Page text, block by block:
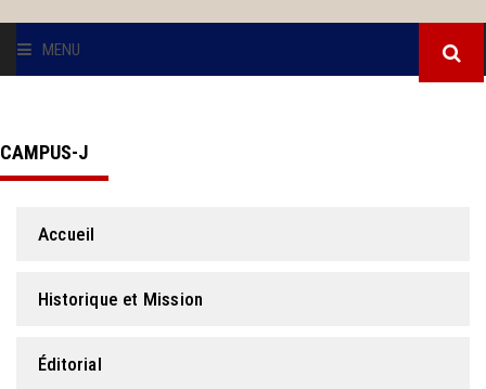
MENU
INSTITUTIONS
ADMISSION
CAMPUS-J
Accueil
Historique et Mission
Éditorial